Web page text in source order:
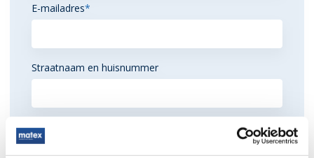
E-mailadres*
Straatnaam en huisnummer
Plaatsnaam